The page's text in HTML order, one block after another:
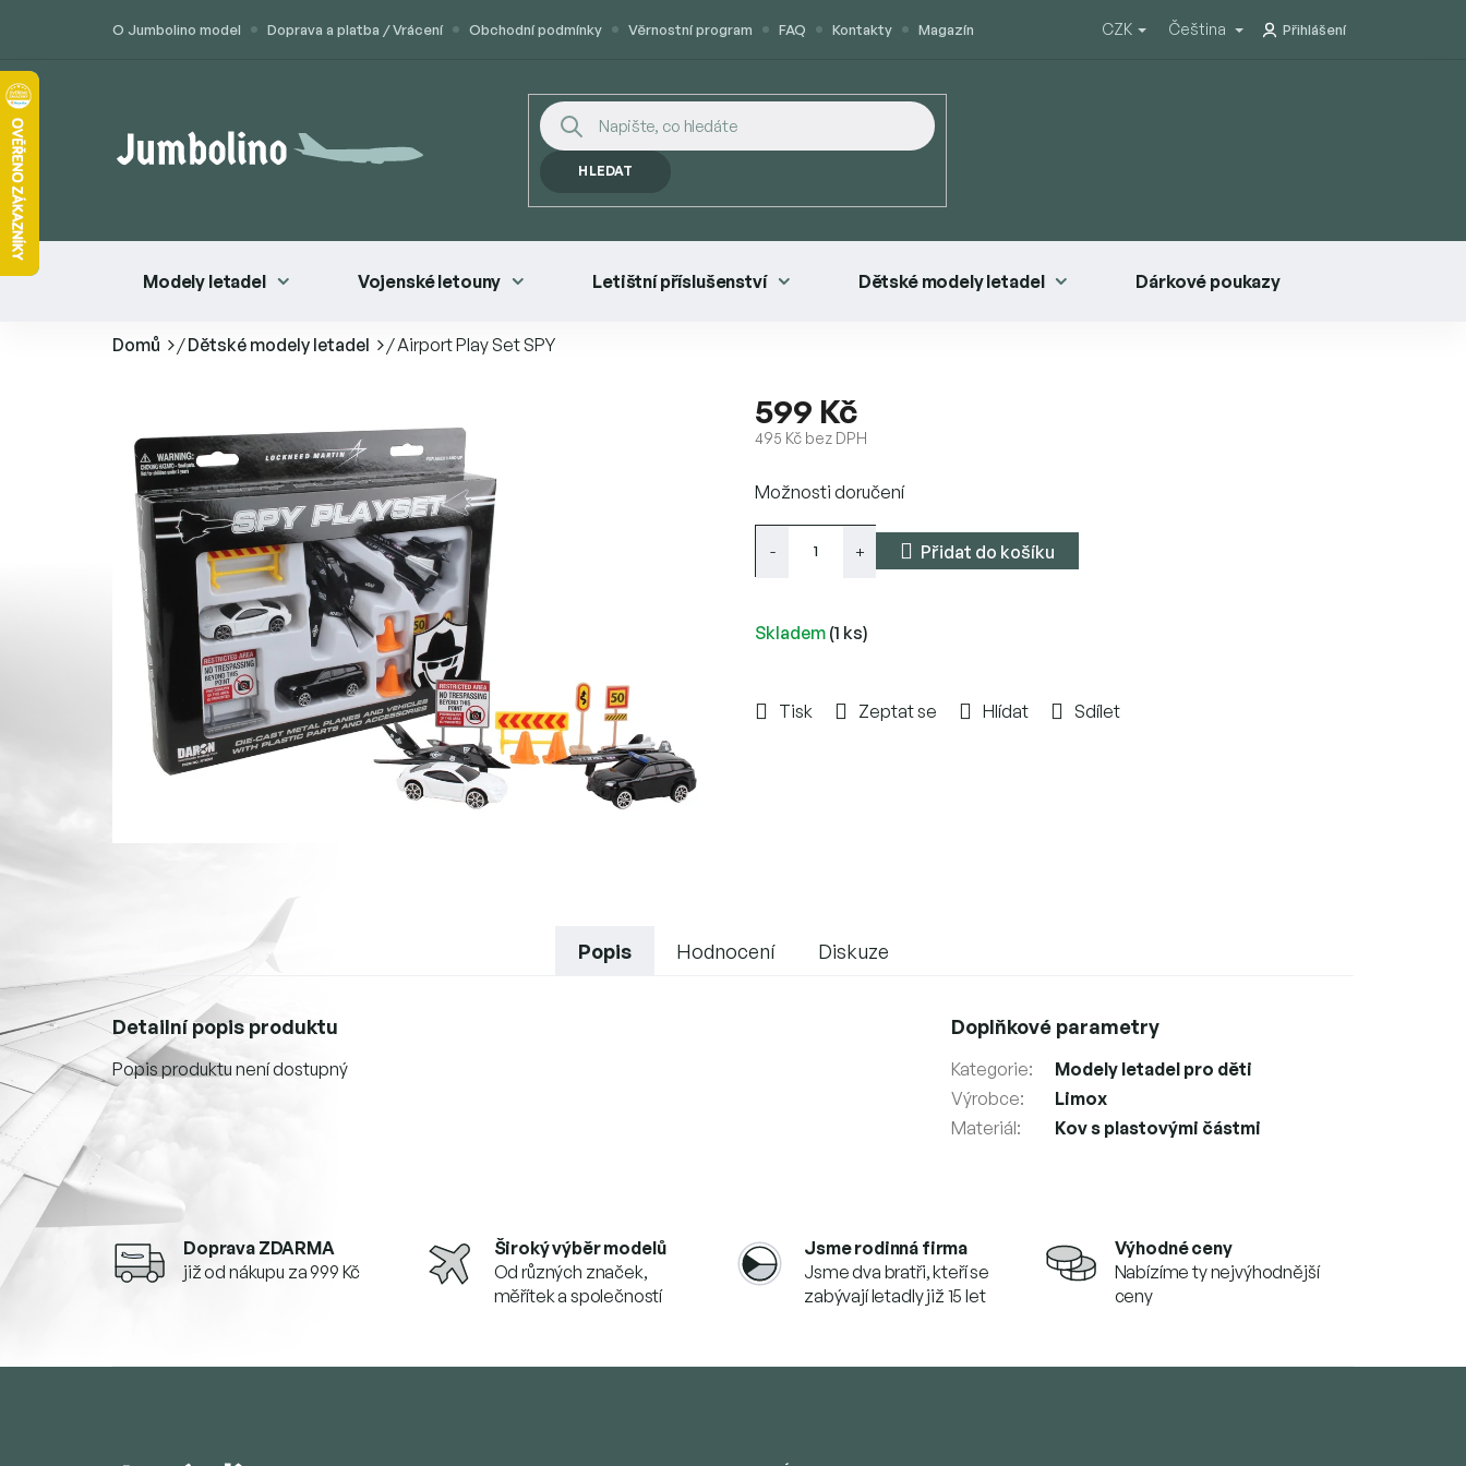
O Jumbolino model Doprava a platba / Vrácení Obchodní podmínky Věrnostní program FAQ Kontakty Magazín CZK Čeština Přihlášení
HLEDAT
Modely letadel Vojenské letouny Letištní příslušenství Dětské modely letadel Dárkové poukazy
Domů /Dětské modely letadel /Airport Play Set SPY
599 Kč
495 Kč bez DPH
cena:
Skladem (1 ks)
Možnosti doručení
Přidat do košíku
Tisk Zeptat se Hlídat Sdílet
Doprava ZDARMA
již od nákupu za 999 Kč
Široký výběr modelů
Od různých značek,
měřítek a společností
Jsme rodinná firma
Jsme dva bratři, kteří se
zabývají letadly již 15 let
Výhodné ceny
Nabízíme ty nejvýhodnější
ceny
Popis Hodnocení Diskuze
Detailní popis produktu
Popis produktu není dostupný
Doplňkové parametry
Kategorie:
Modely letadel pro děti
Výrobce:
Limox
Materiál: Kov s plastovými částmi